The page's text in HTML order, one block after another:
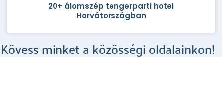
20+ álomszép tengerparti hotel
Horvátországban
Kövess minket a közösségi oldalainkon!